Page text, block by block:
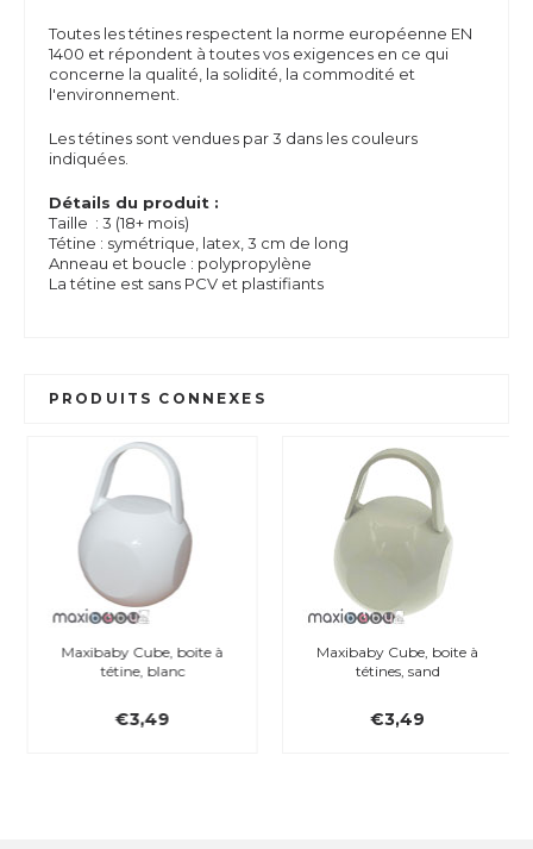
Toutes les tétines respectent la norme européenne EN
1400 et répondent à toutes vos exigences en ce qui
concerne la qualité, la solidité, la commodité et
l'environnement.
Les tétines sont vendues par 3 dans les couleurs
indiquées.
Détails du produit :
Taille : 3 (18+ mois)
Tétine : symétrique, latex, 3 cm de long
Anneau et boucle : polypropylène
La tétine est sans PCV et plastifiants
PRODUITS CONNEXES
Maxibaby Cube, boite à
tétine, blanc
€3,49
Maxibaby Cube, boite à
tétines, sand
€3,49